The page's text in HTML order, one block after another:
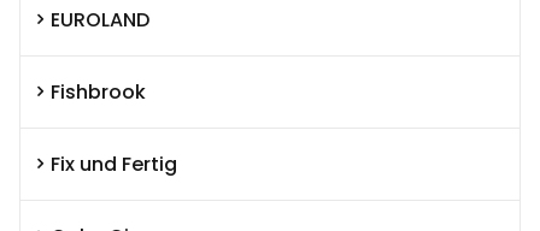
EUROLAND
Fishbrook
Fix und Fertig